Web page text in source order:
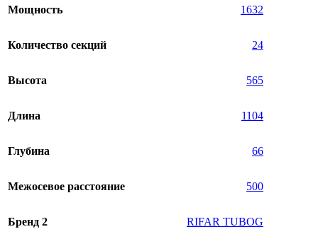
Мощность
1632
Количество секций 24
Высота 565
Длина 1104
Глубина 66
Межосевое расстояние 500
Бренд 2 RIFAR TUBOG